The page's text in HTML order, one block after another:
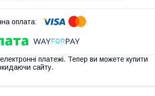
платежі. Тепер ви можете купити
сайту.